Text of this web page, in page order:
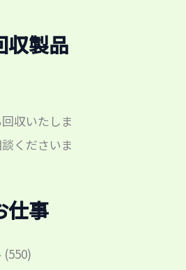
収製品
収いたしま
くださいま
仕事
(550)